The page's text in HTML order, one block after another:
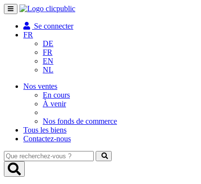
Toggle
navigation
Se connecter
FR
DE
FR
EN
NL
Nos ventes
En cours
À venir
Nos fonds de commerce
Tous les biens
Contactez-nous
Que
recherchez-
vous